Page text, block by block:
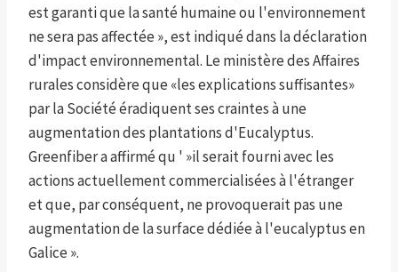
est garanti que la santé humaine ou l'environnement
ne sera pas affectée », est indiqué dans la déclaration
d'impact environnemental. Le ministère des Affaires
rurales considère que «les explications suffisantes»
par la Société éradiquent ses craintes à une
augmentation des plantations d'Eucalyptus.
Greenfiber a affirmé qu ' »il serait fourni avec les
actions actuellement commercialisées à l'étranger
et que, par conséquent, ne provoquerait pas une
augmentation de la surface dédiée à l'eucalyptus en
Galice ».